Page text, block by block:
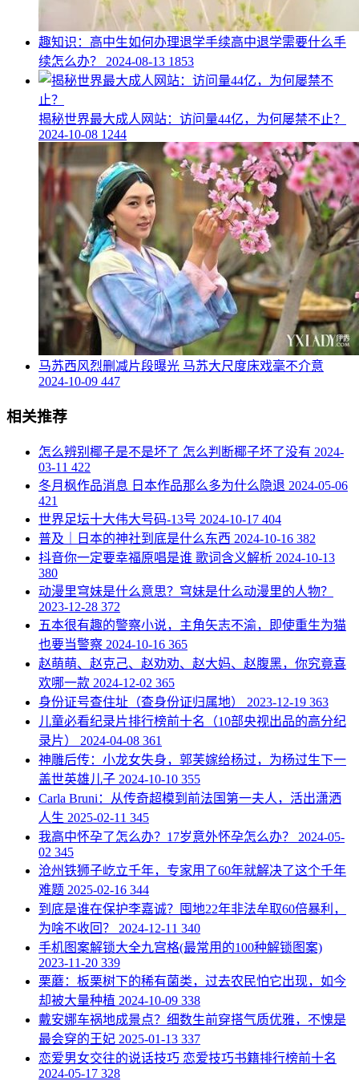
​趣知识：高中生如何办理退学手续高中退学需要什么手
续怎么办？
2024-08-13 1853
​揭秘世界最大成人网站：访问量44亿，为何屡禁不止？
2024-10-08 1244
​马苏西风烈删减片段曝光 马苏大尺度床戏毫不介意
2024-10-09 447
相关推荐
​怎么辨别椰子是不是坏了 怎么判断椰子坏了没有 2024-
03-11 422
​冬月枫作品消息 日本作品那么多为什么隐退 2024-05-06
421
​世界足坛十大伟大号码-13号 2024-10-17 404
​普及｜日本的神社到底是什么东西 2024-10-16 382
​抖音你一定要幸福原唱是谁 歌词含义解析 2024-10-13
380
​动漫里穹妹是什么意思？穹妹是什么动漫里的人物？
2023-12-28 372
​五本很有趣的警察小说，主角矢志不渝，即使重生为猫
也要当警察 2024-10-16 365
​赵萌萌、赵克己、赵劝劝、赵大妈、赵腹黑，你究竟喜
欢哪一款 2024-12-02 365
​身份证号查住址（查身份证归属地）
2023-12-19 363
​儿童必看纪录片排行榜前十名（10部央视出品的高分纪
录片）
2024-04-08 361
​神雕后传：小龙女失身，郭芙嫁给杨过，为杨过生下一
盖世英雄儿子 2024-10-10 355
​Carla Bruni：从传奇超模到前法国第一夫人，活出潇洒
人生 2025-02-11 345
​我高中怀孕了怎么办？17岁意外怀孕怎么办？
2024-05-
02 345
​沧州铁狮子屹立千年，专家用了60年就解决了这个千年
难题 2025-02-16 344
​到底是谁在保护李嘉诚？囤地22年非法牟取60倍暴利，
为啥不收回？
2024-12-11 340
​手机图案解锁大全九宫格(最常用的100种解锁图案)
2023-11-20 339
​栗蘑：板栗树下的稀有菌类，过去农民怕它出现，如今
却被大量种植 2024-10-09 338
​戴安娜车祸地成景点？细数生前穿搭气质优雅，不愧是
最会穿的王妃 2025-01-13 337
​恋爱男女交往的说话技巧 恋爱技巧书籍排行榜前十名
2024-05-17 328